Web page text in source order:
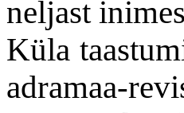
neljast
Küla
adramaa-